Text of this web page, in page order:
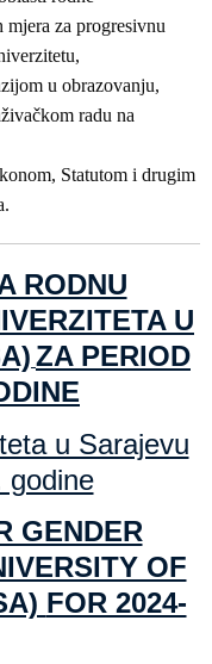
za progresivnu
u obrazovanju,
radu na
Statutom i drugim
RODNU
U
ZA PERIOD
u Sarajevu
godine
GENDER
OF
FOR 2024-